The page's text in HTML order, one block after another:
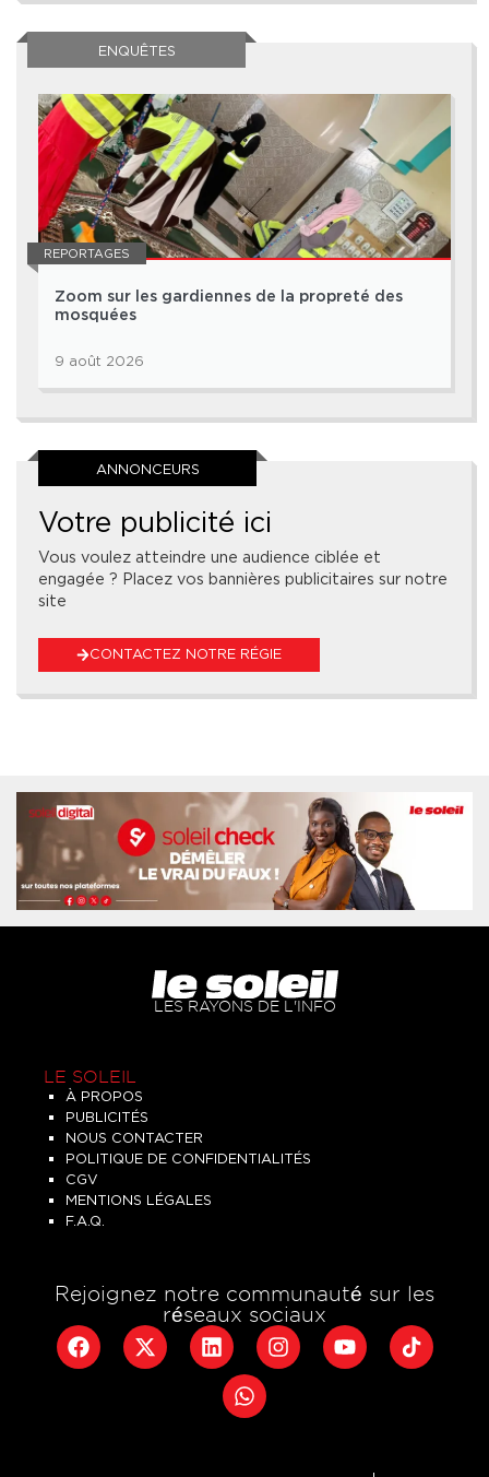
ENQUÊTES
REPORTAGES
Zoom sur les gardiennes de la propreté des
mosquées
9 août 2026
ANNONCEURS
Votre publicité ici
Vous voulez atteindre une audience ciblée et
engagée ? Placez vos bannières publicitaires sur notre
site
CONTACTEZ NOTRE RÉGIE
LES RAYONS DE L'INFO
LE SOLEIL
À PROPOS
PUBLICITÉS
NOUS CONTACTER
POLITIQUE DE CONFIDENTIALITÉS
CGV
MENTIONS LÉGALES
F.A.Q.
Rejoignez notre communauté sur les
réseaux sociaux